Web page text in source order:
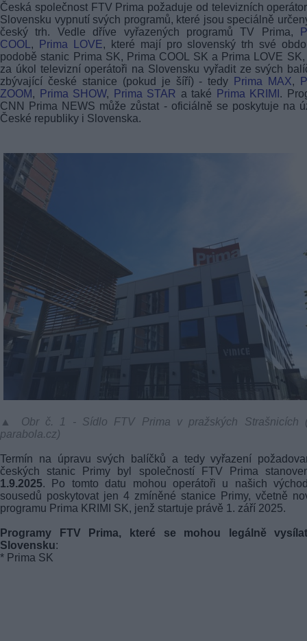
Česká společnost FTV Prima požaduje od televizních
Slovensku vypnutí svých programů, které jsou speciálně
český trh. Vedle dříve vyřazených programů TV Prima,
COOL , Prima LOVE, které mají pro slovenský trh své
podobě stanic Prima SK, Prima COOL SK a Prima LOVE
za úkol televizní operátoři na Slovensku vyřadit ze svých
zbývající české stanice (pokud je šíří) - tedy
Prima MAX,
ZOOM, Prima SHOW, Prima STAR a také Prima KRIMI .
CNN Prima NEWS může zůstat - oficiálně se poskytuje na
České republiky i Slovenska.
▲ Obr č. 1 - Sídlo FTV Prima v pražských Strašnicích
parabola.cz)
Termín na úpravu svých balíčků a tedy vyřazení
českých stanic Primy byl společností FTV Prima
1.9.2025. Po tomto datu mohou operátoři u našich
sousedů poskytovat jen 4 zmíněné stanice Primy, včetně
programu Prima KRIMI SK, jenž startuje právě 1. září 2025.
Programy FTV Prima, které se mohou legálně
Slovensku:
* Prima SK